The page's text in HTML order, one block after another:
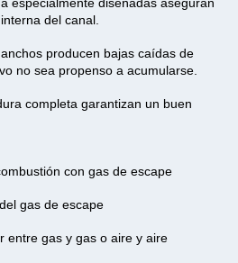
del canal.
producen bajas caídas de
no sea propenso a acumularse.
completa garantizan un buen
con gas de escape
gas de escape
entre gas y gas o aire y aire